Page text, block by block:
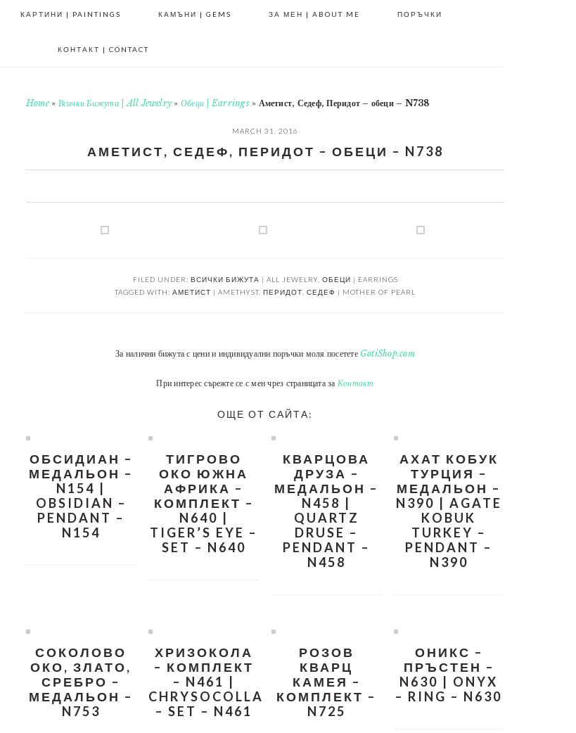
КАРТИНИ | PAINTINGS КАМЪНИ | GEMS ЗА МЕН | ABOUT ME ПОРЪЧКИ
КОНТАКТ | CONTACT
Home» Всички Бижута | All Jewelry » Обеци | Earrings» Аметист, Седеф, Перидот – обеци – N738
MARCH 31, 2016
АМЕТИСТ, СЕДЕФ, ПЕРИДОТ – ОБЕЦИ – N738
FILED UNDER: ВСИЧКИ БИЖУТА | ALL JEWELRY, ОБЕЦИ | EARRINGS
TAGGED WITH: АМЕТИСТ | AMETHYST ПЕРИДОТ СЕДЕФ | MOTHER OF PEARL
За налични бижута с цени и индивидуални поръчки моля посетете GotiShop.com
При интерес сърежте се с мен чрез страницата за Контакт
ОЩЕ ОТ САЙТА:
ОБСИДИАН –
МЕДАЛЬОН –
N154 |
OBSIDIAN –
PENDANT –
N154
ТИГРОВО
ОКО ЮЖНА
АФРИКА –
КОМПЛЕКТ –
N640 |
TIGER’S EYE –
SET – N640
КВАРЦОВА
ДРУЗА –
МЕДАЛЬОН –
N458 |
QUARTZ
DRUSE –
PENDANT –
N458
АХАТ КОБУК
ТУРЦИЯ –
МЕДАЛЬОН –
N390 | AGATE
KOBUK
TURKEY –
PENDANT –
N390
СОКОЛОВО
ОКО, ЗЛАТО,
СРЕБРО –
МЕДАЛЬОН –
N753
ХРИЗОКОЛА
– КОМПЛЕКТ
– N461 |
CHRYSOCOLLA
– SET – N461
РОЗОВ
КВАРЦ
КАМЕЯ –
КОМПЛЕКТ –
N725
ОНИКС –
ПРЪСТЕН –
N630 | ONYX
– RING – N630